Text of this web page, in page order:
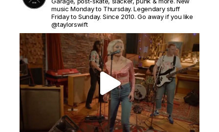
music Monday to Thursday. Legendary stuff
Friday to Sunday. Since 2010. Go away if you like
@taylorswift